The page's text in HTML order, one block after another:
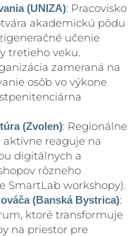
(UNIZA): Pracovisko
akademickú pôdu
učenie
tretieho veku.
zameraná na
osôb vo výkone
(Zvolen): Regionálne
reaguje na
digitálnych a
rôzneho
SmartLab workshopy).
(Banská Bystrica):
ktoré transformuje
na priestor pre